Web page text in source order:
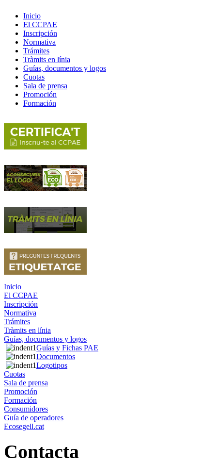
Inicio
El CCPAE
Inscripción
Normativa
Trámites
Tràmits en línia
Guías, documentos y logos
Cuotas
Sala de prensa
Promoción
Formación
Inicio
El CCPAE
Inscripción
Normativa
Trámites
Tràmits en línia
Guías, documentos y logos
Guías y Fichas PAE
Documentos
Logotipos
Cuotas
Sala de prensa
Promoción
Formación
Consumidores
Guía de operadores
Ecosegell.cat
Contacta